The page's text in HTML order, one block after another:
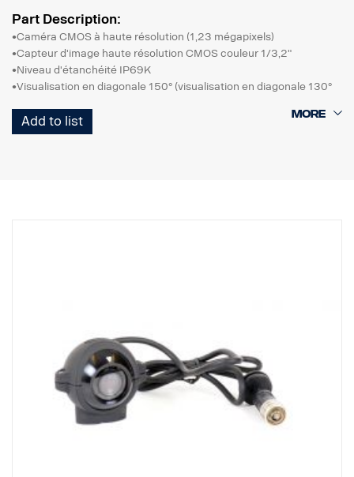
Part Description:
•Caméra CMOS à haute résolution (1,23 mégapixels)
•Capteur d'image haute résolution CMOS couleur 1/3,2"
•Niveau d'étanchéité IP69K
•Visualisation en diagonale 150° (visualisation en diagonale 130°
•Commutation image normale/en miroir
•Performances en cas de lumière ultra faible, filtre d'arrêt ICR
Add to list